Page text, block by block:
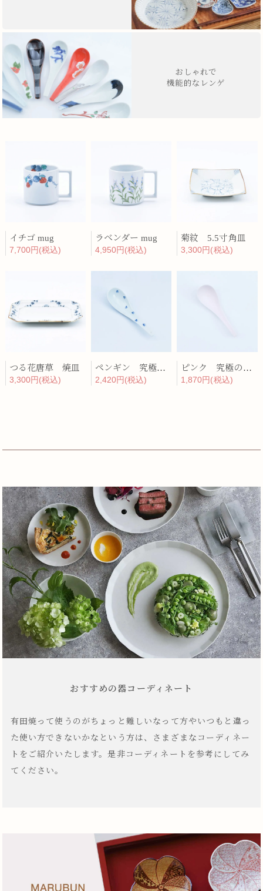
おしゃれで
機能的なレンゲ
イチゴ mug
7,700円(税込)
ラベンダー mug
4,950円(税込)
菊紋 5.5寸角皿
3,300円(税込)
つる花唐草 焼皿
3,300円(税込)
ペンギン 究極のレンゲ
2,420円(税込)
ピンク 究極のレンゲ
1,870円(税込)
おすすめの器コーディネート
有田焼って使うのがちょっと難しいなって方やいつもと違っ
た使い方できないかなという方は、さまざまなコーディネー
トをご紹介いたします。是非コーディネートを参考にしてみ
てください。